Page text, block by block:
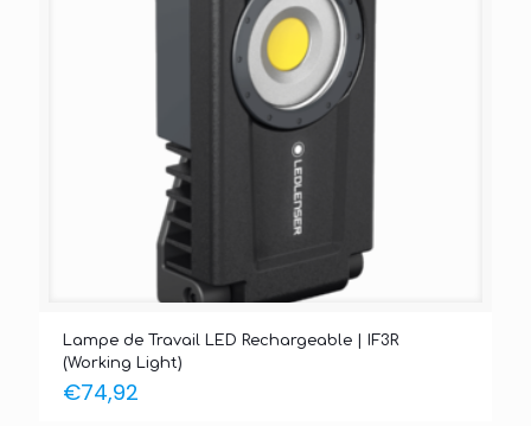
Lampe de Travail LED Rechargeable | IF3R
(Working Light)
€74,92